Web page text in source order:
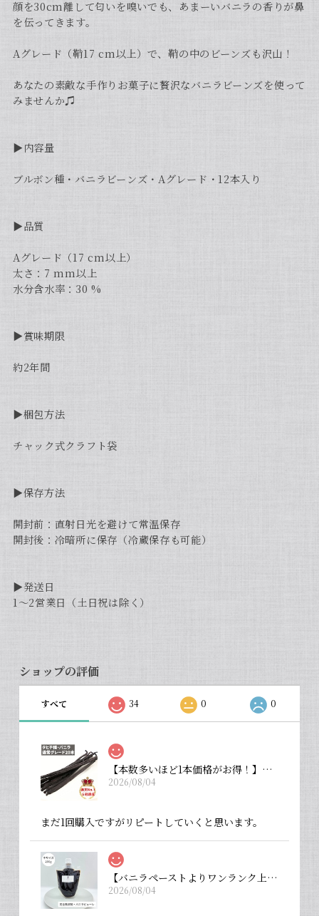
顔を30cm離して匂いを嗅いでも、あまーいバニラの香りが鼻
を伝ってきます。
Aグレード（鞘17 cm以上）で、鞘の中のビーンズも沢山！
あなたの素敵な手作りお菓子に贅沢なバニラビーンズを使って
みませんか♫
▶︎内容量
ブルボン種・バニラビーンズ・Aグレード・12本入り
▶︎品質
Aグレード（17 cm以上）
太さ：7 mm以上
水分含水率：30 %
▶︎賞味期限
約2年間
▶︎梱包方法
チャック式クラフト袋
▶︎保存方法
開封前：直射日光を避けて常温保存
開封後：冷暗所に保存（冷蔵保存も可能）
▶︎発送日
1〜2営業日（土日祝は除く）
ショップの評価
すべて 34 0 0
【本数多いほど1本価格がお得！】【タヒチ種・通常グレード 13cm・バニラビーンズ・20本】
2026/08/04
まだ1回購入ですがリピートしていくと思います。
【バニラペーストよりワンランク上の天然の香り】【揮発成分が無いため加熱しても香りが揮発しない優れもの！】完全無添加・バニラピューレ（内容量：中サイズ 200 g）
2026/08/04